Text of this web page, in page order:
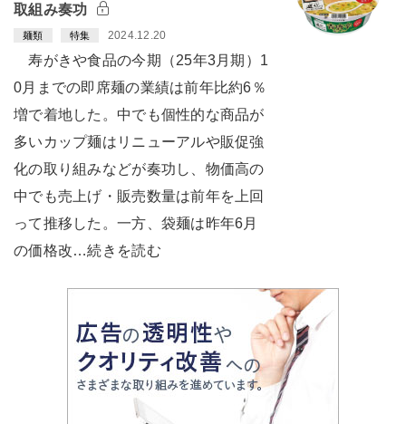
取組み奏功
麺類 特集 2024.12.20
寿がきや食品の今期（25年3月期）1
0月までの即席麺の業績は前年比約6％
増で着地した。中でも個性的な商品が
多いカップ麺はリニューアルや販促強
化の取り組みなどが奏功し、物価高の
中でも売上げ・販売数量は前年を上回
って推移した。一方、袋麺は昨年6月
の価格改…続きを読む